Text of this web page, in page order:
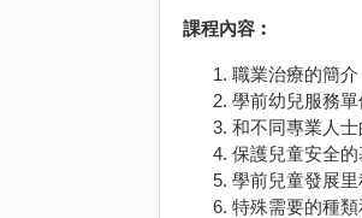
課程內容︰
職業治療的簡介
學前幼兒服務
和不同專業人
保護兒童安全的
學前兒童發展
特殊需要的種類